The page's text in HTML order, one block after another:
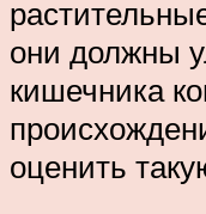
они должны
кишечника
оценить